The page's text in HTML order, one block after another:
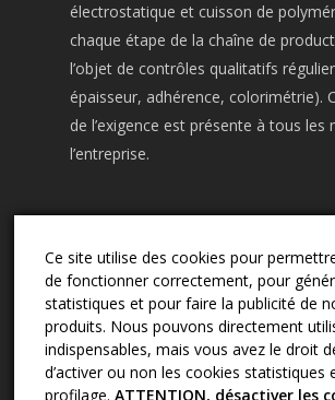
électrostatique et cuisson de
chaque étape de la chaîne de
l’objet de contrôles qualitatifs
épaisseur, adhérence, colorimétrie).
de l’exigence est présente à tous les
l’entreprise.
CONTACT
03.24.57.02.13
sape.2d@wanadoo.fr
17 rue Camille Didier - 08000
Mézières
Ce site utilise des cookies pour
de fonctionner correctement, pour
statistiques et pour faire la publicité de
produits. Nous pouvons directement
indispensables, mais vous avez le droit
d’activer ou non les cookies statistiques
profilage.ATTENTION, désactiver les